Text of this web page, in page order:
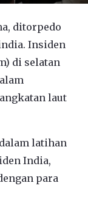
ditorpedo
Insiden
di selatan
laut
latihan
India,
para